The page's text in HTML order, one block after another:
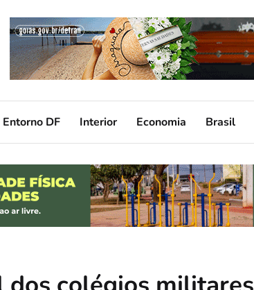
Entorno DF Interior Economia Brasil